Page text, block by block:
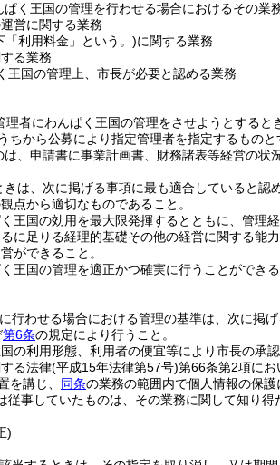
く王国の管理を行わせる場合におけるその業
営に関する業務
「利用料金」という。)に関する業務
る業務
王国の管理上、市長が必要と認める業務
理者にわんぱく王国の管理をさせようとすると
から公募により指定管理者を指定するものと
、申請書に事業計画書、財務諸表等経営の
は、次に掲げる事項に最も適合していると認
点から適切なものであること。
王国の効用を最大限発揮するとともに、管理
に足りる経理的基礎その他の経営に関する能力
ができること。
王国の管理を適正かつ確実に行うことができ
行わせる場合における管理の基準は、次に掲げ
第6条の規定により行うこと。
の利用形態、利用者の便宜等により市長の承
る法律(平成15年法律第57号)第66条第2項にお
を講じ、 同条の業務の範囲内で個人情報の保
従事していたものは、その業務に関して知り
)